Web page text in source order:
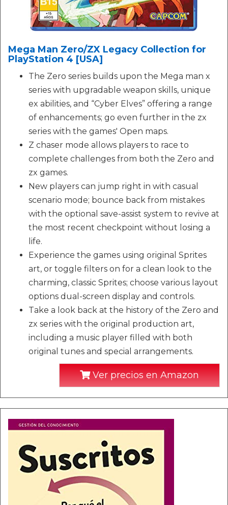
Mega Man Zero/ZX Legacy Collection for
PlayStation 4 [USA]
The Zero series builds upon the Mega man x
series with upgradable weapon skills, unique
ex abilities, and “Cyber Elves” offering a range
of enhancements; go even further in the zx
series with the games' Open maps.
Z chaser mode allows players to race to
complete challenges from both the Zero and
zx games.
New players can jump right in with casual
scenario mode; bounce back from mistakes
with the optional save-assist system to revive at
the most recent checkpoint without losing a
life.
Experience the games using original Sprites
art, or toggle filters on for a clean look to the
charming, classic Sprites; choose various layout
options dual-screen display and controls.
Take a look back at the history of the Zero and
zx series with the original production art,
including a music player filled with both
original tunes and special arrangements.
Ver precios en Amazon